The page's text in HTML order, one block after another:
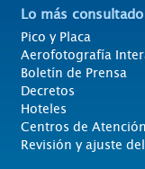
Lo más consultado
Pico y Placa
Aerofotografía
Boletín de Prensa
Decretos
Hoteles
Centros de
Revisión y ajuste